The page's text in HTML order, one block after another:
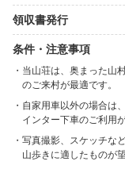
領収書発行
条件・注意事項
当山荘は、奥まった山
のご来村が最適です。
自家用車以外の場合は
インター下車のご利用
写真撮影、スケッチな
山歩きに適したものが